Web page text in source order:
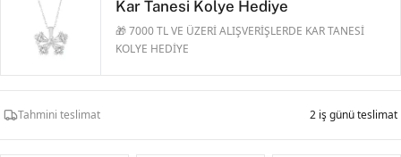
Kar Tanesi Kolye Hediye
🎁 7000 TL VE ÜZERİ ALIŞVERİŞLERDE KAR TANESİ
KOLYE HEDİYE
Tahmini teslimat 2 iş günü teslimat